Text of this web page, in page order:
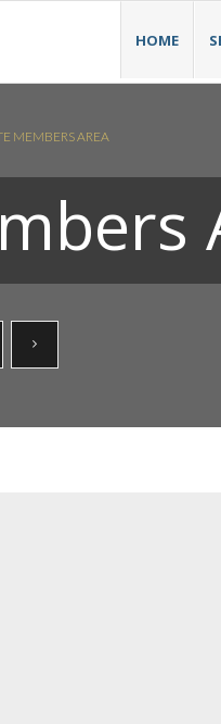
Posts
HOME
MEMBERS AREA